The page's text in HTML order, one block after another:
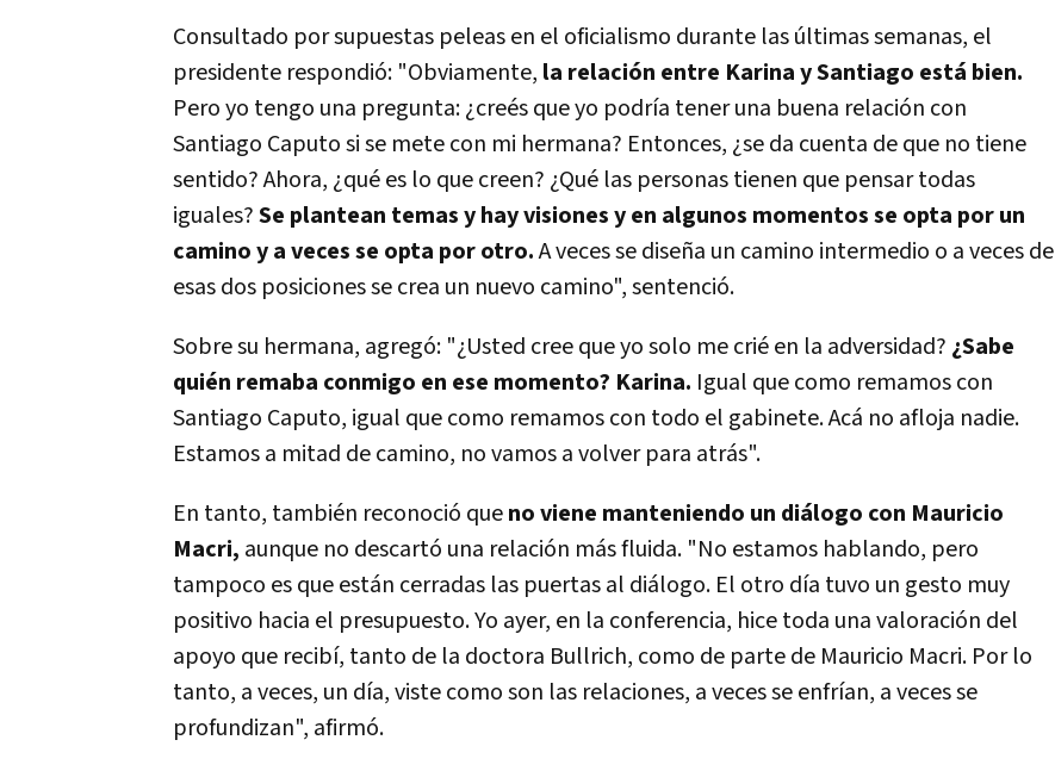
Consultado por supuestas peleas en el oficialismo durante las últimas semanas, el
presidente respondió: "Obviamente, la relación entre Karina y Santiago está bien.
Pero yo tengo una pregunta: ¿creés que yo podría tener una buena relación con
Santiago Caputo si se mete con mi hermana? Entonces, ¿se da cuenta de que no tiene
sentido? Ahora, ¿qué es lo que creen? ¿Qué las personas tienen que pensar todas
iguales?Se plantean temas y hay visiones y en algunos momentos se opta por un
camino y a veces se opta por otro.A veces se diseña un camino intermedio o a veces de
esas dos posiciones se crea un nuevo camino", sentenció.
Sobre su hermana, agregó: "¿Usted cree que yo solo me crié en la adversidad? ¿Sabe
quién remaba conmigo en ese momento? Karina. Igual que como remamos con
Santiago Caputo, igual que como remamos con todo el gabinete. Acá no afloja nadie.
Estamos a mitad de camino, no vamos a volver para atrás".
En tanto, también reconoció queno viene manteniendo un diálogo con Mauricio
Macri, aunque no descartó una relación más fluida. "No estamos hablando, pero
tampoco es que están cerradas las puertas al diálogo. El otro día tuvo un gesto muy
positivo hacia el presupuesto. Yo ayer, en la conferencia, hice toda una valoración del
apoyo que recibí, tanto de la doctora Bullrich, como de parte de Mauricio Macri. Por lo
tanto, a veces, un día, viste como son las relaciones, a veces se enfrían, a veces se
profundizan", afirmó.